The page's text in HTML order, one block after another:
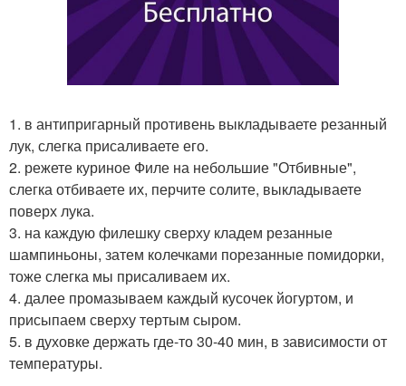
1. в антипригарный противень выкладываете резанный
лук, слегка присаливаете его.
2. режете куриное Филе на небольшие "Отбивные",
слегка отбиваете их, перчите солите, выкладываете
поверх лука.
3. на каждую филешку сверху кладем резанные
шампиньоны, затем колечками порезанные помидорки,
тоже слегка мы присаливаем их.
4. далее промазываем каждый кусочек йогуртом, и
присыпаем сверху тертым сыром.
5. в духовке держать где-то 30-40 мин, в зависимости от
температуры.